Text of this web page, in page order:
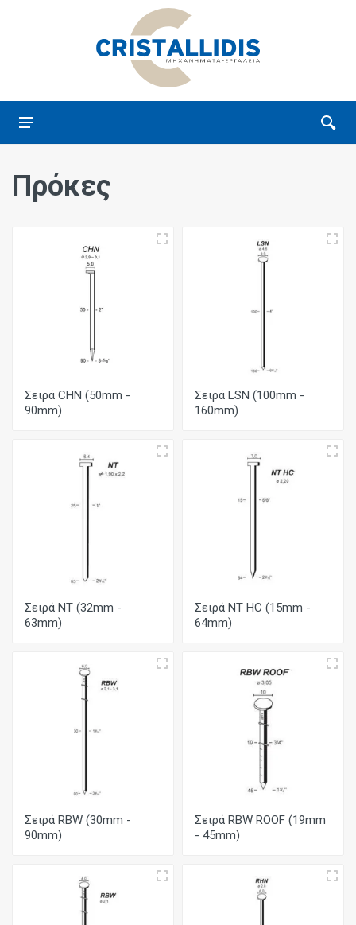
Πρόκες
Σειρά CHN (50mm -
90mm)
Σειρά LSN (100mm -
160mm)
Σειρά NT (32mm -
63mm)
Σειρά NT HC (15mm -
64mm)
Σειρά RBW (30mm -
90mm)
Σειρά RBW ROOF (19mm
- 45mm)